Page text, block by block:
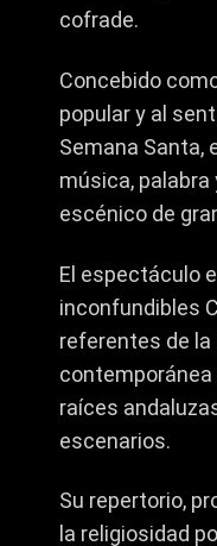
cofrade.
Concebido
popular y al
Semana Santa,
música,
escénico de
El espectáculo
inconfundibles
referentes de
contemporánea
raíces
escenarios.
Su repertorio,
la religiosidad